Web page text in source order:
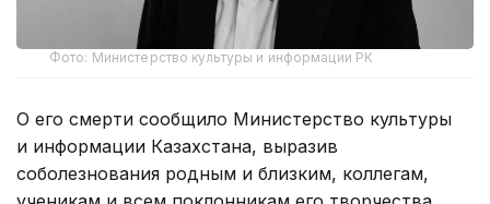
Фото: Министерство культуры и информации РК
О его смерти сообщило Министерство культуры
и информации Казахстана, выразив
соболезнования родным и близким, коллегам,